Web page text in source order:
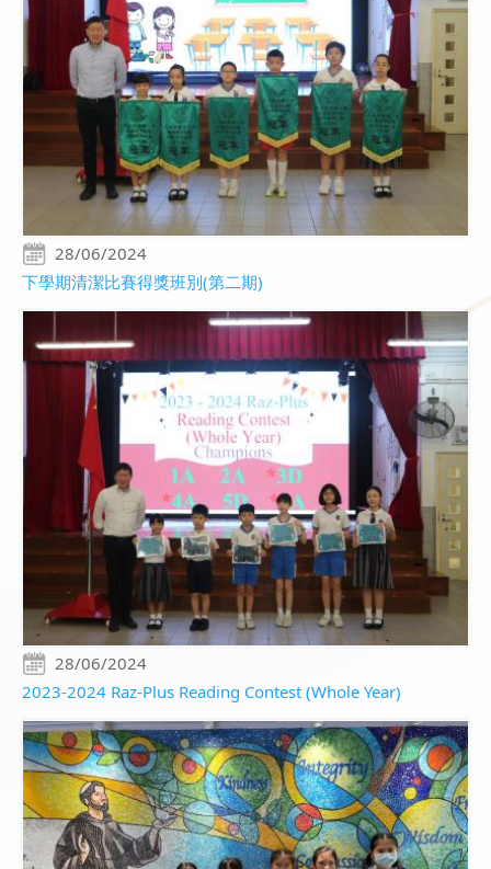
28/06/2024
下學期清潔比賽得獎班別(第二期)
28/06/2024
2023-2024 Raz-Plus Reading Contest (Whole Year)